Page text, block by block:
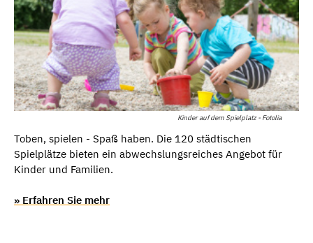
Kinder auf dem Spielplatz - Fotolia
Toben, spielen - Spaß haben. Die 120 städtischen
Spielplätze bieten ein abwechslungsreiches Angebot für
Kinder und Familien.
» Erfahren Sie mehr